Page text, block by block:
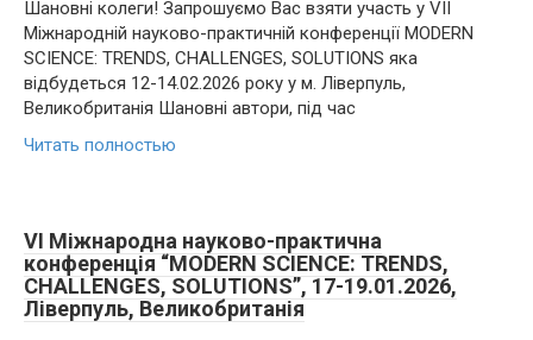
Шановні колеги! Запрошуємо Вас взяти участь у VII
Міжнародній науково-практичній конференції MODERN
SCIENCE: TRENDS, CHALLENGES, SOLUTIONS яка
відбудеться 12-14.02.2026 року у м. Ліверпуль,
Великобританія Шановні автори, під час
Читать полностью
VI Міжнародна науково-практична
конференція “MODERN SCIENCE: TRENDS,
CHALLENGES, SOLUTIONS”, 17-19.01.2026,
Ліверпуль, Великобританія